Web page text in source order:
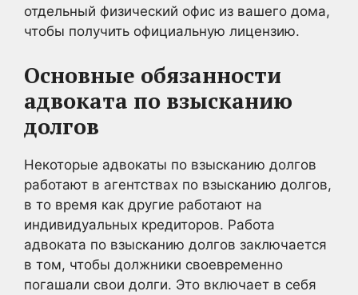
отдельный физический офис из вашего дома,
чтобы получить официальную лицензию.
Основные обязанности
адвоката по взысканию
долгов
Некоторые адвокаты по взысканию долгов
работают в агентствах по взысканию долгов,
в то время как другие работают на
индивидуальных кредиторов. Работа
адвоката по взысканию долгов заключается
в том, чтобы должники своевременно
погашали свои долги. Это включает в себя